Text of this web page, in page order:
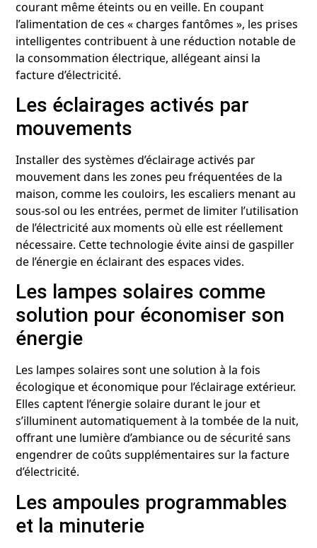
courant même éteints ou en veille. En coupant
l’alimentation de ces « charges fantômes », les prises
intelligentes contribuent à une réduction notable de
la consommation électrique, allégeant ainsi la
facture d’électricité.
Les éclairages activés par
mouvements
Installer des systèmes d’éclairage activés par
mouvement dans les zones peu fréquentées de la
maison, comme les couloirs, les escaliers menant au
sous-sol ou les entrées, permet de limiter l’utilisation
de l’électricité aux moments où elle est réellement
nécessaire. Cette technologie évite ainsi de gaspiller
de l’énergie en éclairant des espaces vides.
Les lampes solaires comme
solution pour économiser son
énergie
Les lampes solaires sont une solution à la fois
écologique et économique pour l’éclairage extérieur.
Elles captent l’énergie solaire durant le jour et
s’illuminent automatiquement à la tombée de la nuit,
offrant une lumière d’ambiance ou de sécurité sans
engendrer de coûts supplémentaires sur la facture
d’électricité.
Les ampoules programmables
et la minuterie